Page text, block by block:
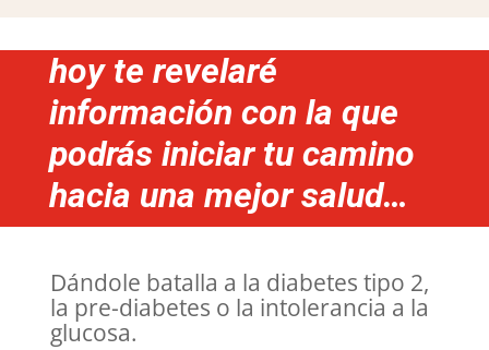
hoy te revelaré
información con la que
podrás iniciar tu camino
hacia una mejor salud…
Dándole batalla a la diabetes tipo 2,
la pre-diabetes o la intolerancia a la
glucosa.